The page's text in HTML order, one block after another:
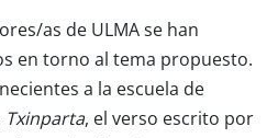
as de ULMA se han
en torno al tema propuesto.
a la escuela de
Txinparta, el verso escrito por